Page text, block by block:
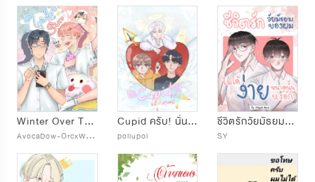
Winter Over The Sun
A
vocaDow-OrcxWh1zzu
Cupid ครับ! นั่นไม่ใช่คู่ผม!!
pollupol
ชีวิตรักวัยมัธยมของผมไม่ได้ง่ายขนาดนั้นหรอก
SY